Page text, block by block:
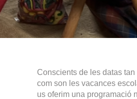
Conscients de les datas
com son les vacances
us oferim una programació